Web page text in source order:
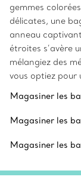
gemmes
délicates, une
anneau
étroites s’avère
mélangiez des
vous optiez pour
Magasiner les
Magasiner les
Magasiner les